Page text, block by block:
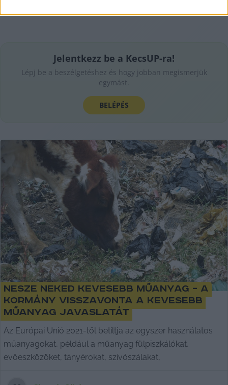
Jelentkezz be a KecsUP-ra!
Lépj be a beszélgetéshez és hogy jobban megismerjük
egymást.
BELÉPÉS
Nesze neked kevesebb műanyag – a
kormány visszavonta a kevesebb
műanyag javaslatát
Az Európai Unió 2021-től betiltja az egyszer használatos
műanyagokat, például a műanyag fülpiszkálókat,
evőeszközöket, tányérokat, szívószálakat,